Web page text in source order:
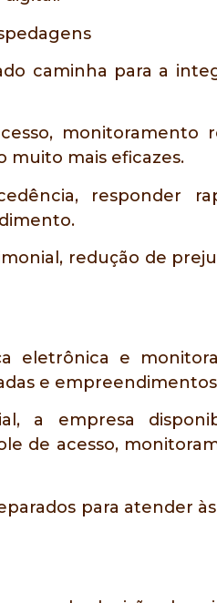
caminha para a
muito mais eficazes.
responder
redução de
eletrônica e
e
a empresa
de acesso,
para atender